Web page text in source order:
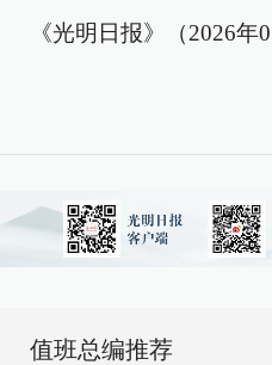
《光明日报》（2026年
值班总编推荐